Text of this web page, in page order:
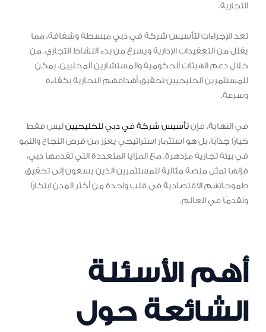
التجارية.
تعد الإجراءات لتأسيس شركة في دبي مبسطة وشفافة، مما
يقلل من التعقيدات الإدارية ويسرع من بدء النشاط التجاري. من
خلال دعم الهيئات الحكومية والمستشارين المحليين، يمكن
للمستثمرين الخليجيين تحقيق أهدافهم التجارية بكفاءة
وسرعة.
في النهاية، فإنتأسيس شركة في دبي للخليجيينليس فقط
خيارًا جذابًا، بل هو استثمار استراتيجي يعزز من فرص النجاح والنمو
في بيئة تجارية مزدهرة. مع المزايا المتعددة التي تقدمها دبي،
فإنها تمثل منصة مثالية للمستثمرين الذين يسعون إلى تحقيق
طموحاتهم الاقتصادية في قلب واحدة من أكثر المدن ابتكارًا
وتقدمًا في العالم.
أهم الأسئلة
الشائعة حول